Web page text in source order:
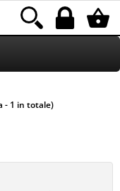
- 1 in totale)